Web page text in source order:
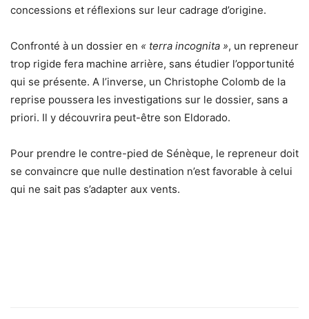
concessions et réflexions sur leur cadrage d’origine.
Confronté à un dossier en « terra incognita », un repreneur
trop rigide fera machine arrière, sans étudier l’opportunité
qui se présente. A l’inverse, un Christophe Colomb de la
reprise poussera les investigations sur le dossier, sans a
priori. Il y découvrira peut-être son Eldorado.
Pour prendre le contre-pied de Sénèque, le repreneur doit
se convaincre que nulle destination n’est favorable à celui
qui ne sait pas s’adapter aux vents.